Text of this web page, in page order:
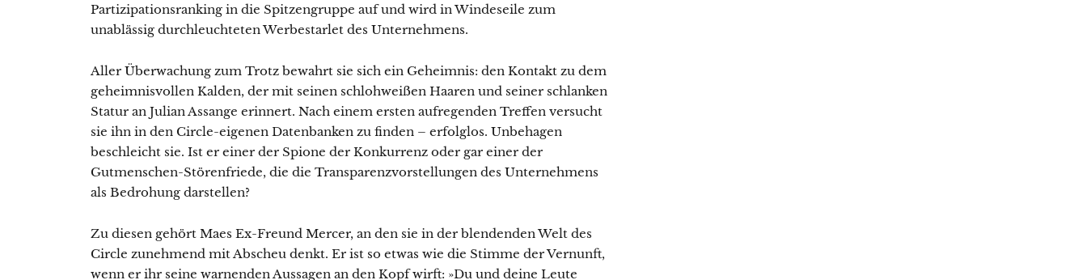
Partizipationsranking in die Spitzengruppe auf und wird in Windeseile zum
unablässig durchleuchteten Werbestarlet des Unternehmens.
Aller Überwachung zum Trotz bewahrt sie sich ein Geheimnis: den Kontakt zu dem
geheimnisvollen Kalden, der mit seinen schlohweißen Haaren und seiner schlanken
Statur an Julian Assange erinnert. Nach einem ersten aufregenden Treffen versucht
sie ihn in den Circle-eigenen Datenbanken zu finden – erfolglos. Unbehagen
beschleicht sie. Ist er einer der Spione der Konkurrenz oder gar einer der
Gutmenschen-Störenfriede, die die Transparenzvorstellungen des Unternehmens
als Bedrohung darstellen?
Zu diesen gehört Maes Ex-Freund Mercer, an den sie in der blendenden Welt des
Circle zunehmend mit Abscheu denkt. Er ist so etwas wie die Stimme der Vernunft,
wenn er ihr seine warnenden Aussagen an den Kopf wirft: »Du und deine Leute